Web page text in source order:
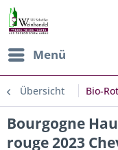
Menü
Übersicht Bio-
Bourgogne
rouge 2023